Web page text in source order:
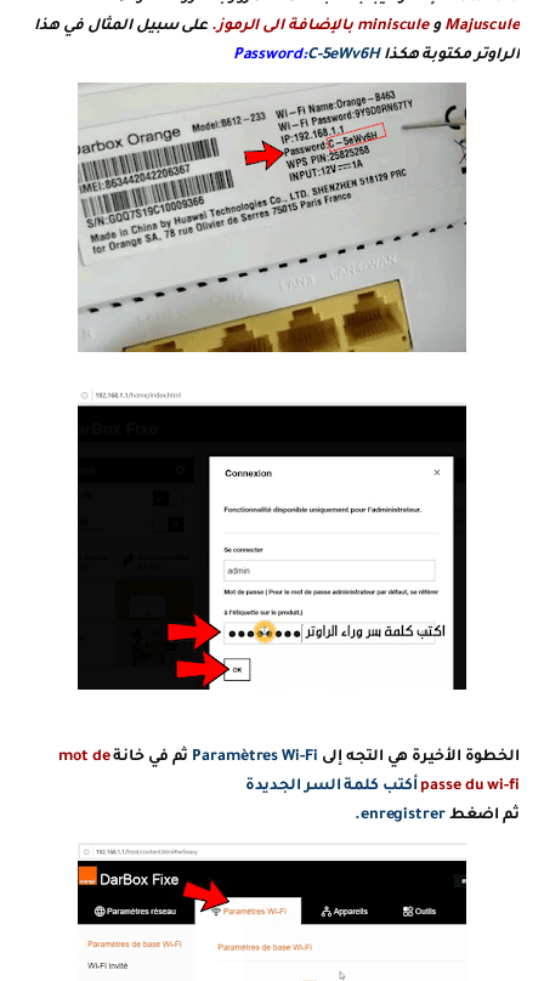
Majuscule وminiscule بالإضافة الى الرموز. على سبيل المثال في هذا
الراوتر مكتوبة هكذا
Password:C-5eWv6H
الخطوة الأخيرة هي التجه إلى Paramètres Wi-Fi ثم في خانةmot de
passe du wi-fi أكتب كلمة السر الجديدة
ثم اضغط enregistrer.